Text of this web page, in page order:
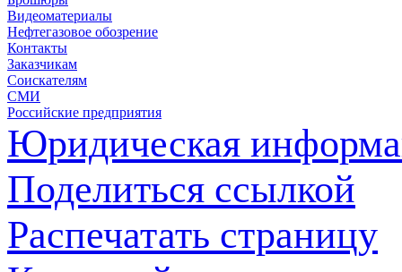
Видеоматериалы
Нефтегазовое обозрение
Контакты
Заказчикам
Соискателям
СМИ
Российские предприятия
Юридическая
Поделиться ссылкой
Распечатать страницу